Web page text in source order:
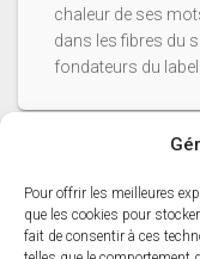
Pour offrir les meilleures
que les cookies pour
fait de consentir à ces
chaleur de ses
dans les fibres du
fondateurs du